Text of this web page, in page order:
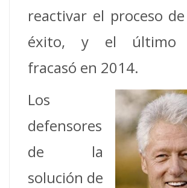
reactivar el proceso
éxito, y el último
fracasó en 2014.
Los
defensores
de la
solución de